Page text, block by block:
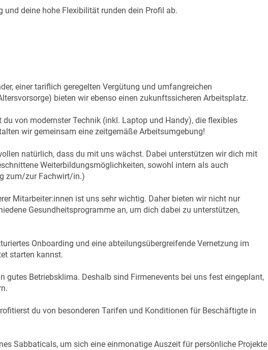
und deine hohe Flexibilität runden dein Profil ab.
einer tariflich geregelten Vergütung und umfangreichen
bieten wir ebenso einen zukunftssicheren Arbeitsplatz.
du von modernster Technik (inkl. Laptop und Handy), die flexibles
wir gemeinsam eine zeitgemäße Arbeitsumgebung!
natürlich, dass du mit uns wächst. Dabei unterstützen wir dich mit
Weiterbildungsmöglichkeiten, sowohl intern als auch
zum/zur Fachwirt/in.)
Mitarbeiter:innen ist uns sehr wichtig. Daher bieten wir nicht nur
Gesundheitsprogramme an, um dich dabei zu unterstützen,
Onboarding und eine abteilungsübergreifende Vernetzung im
starten kannst.
gutes Betriebsklima. Deshalb sind Firmenevents bei uns fest eingeplant,
du von besonderen Tarifen und Konditionen für Beschäftigte in
Sabbaticals, um sich eine einmonatige Auszeit für persönliche Projekte